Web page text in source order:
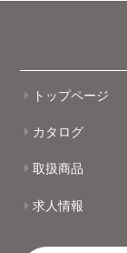
トップページ
カタログ
取扱商品
求人情報